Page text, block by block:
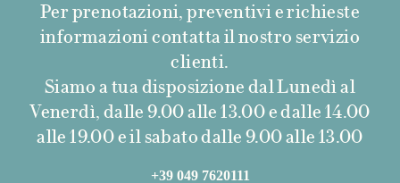
Per prenotazioni, preventivi e richieste
informazioni contatta il nostro servizio
clienti.
Siamo a tua disposizione dal Lunedì al
Venerdì, dalle 9.00 alle 13.00 e dalle 14.00
alle 19.00 e il sabato dalle 9.00 alle 13.00
+39 049 7620111